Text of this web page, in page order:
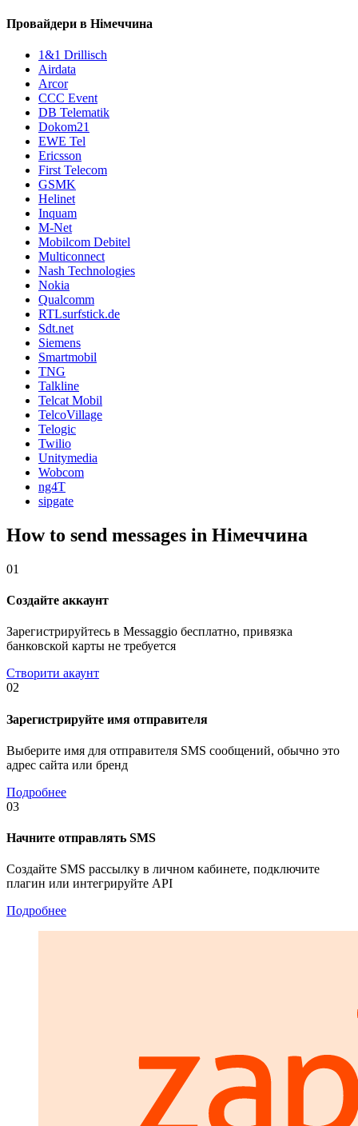
Провайдери в Німеччина
1&1 Drillisch
Airdata
Arcor
CCC Event
DB Telematik
Dokom21
EWE Tel
Ericsson
First Telecom
GSMK
Helinet
Inquam
M-Net
Mobilcom Debitel
Multiconnect
Nash Technologies
Nokia
Qualcomm
RTLsurfstick.de
Sdt.net
Siemens
Smartmobil
TNG
Talkline
Telcat Mobil
TelcoVillage
Telogic
Twilio
Unitymedia
Wobcom
ng4T
sipgate
How to send messages in Німеччина
01
Создайте аккаунт
Зарегистрируйтесь в Messaggio бесплатно, привязка
банковской карты не требуется
Створити акаунт
02
Зарегистрируйте имя отправителя
Выберите имя для отправителя SMS сообщений, обычно это
адрес сайта или бренд
Подробнее
03
Начните отправлять SMS
Создайте SMS рассылку в личном кабинете, подключите
плагин или интегрируйте API
Подробнее